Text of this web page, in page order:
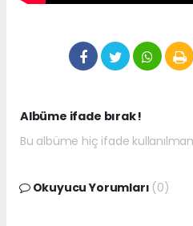
Albüme ifade bırak !
Bu albüme hiç ifade
Okuyucu Yorumları (0)